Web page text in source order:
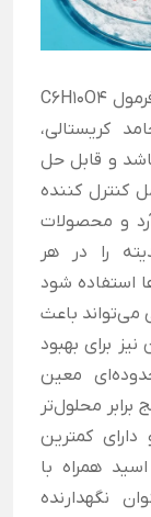
آدپیک اسید یا هگزان دی‌اوئیک اسید با فرمول C۶H۱۰O۴
کریستالی،
و قابل حل
کنترل کننده
و محصولات
را در هر
استفاده شود
می‌تواند باعث
برای بهبود
معین
محلول‌تر
کمترین
همراه با
نگهدارنده